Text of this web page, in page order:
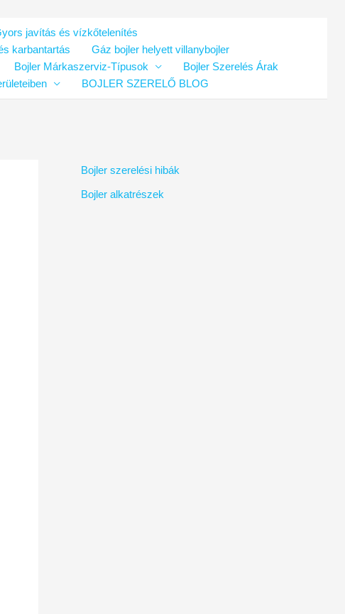
javítás és vízkőtelenítés
karbantartás
Gáz bojler helyett villanybojler
Bojler Márkaszerviz-Típusok
Bojler Szerelés Árak
BOJLER SZERELŐ BLOG
Bojler szerelési hibák
Bojler alkatrészek